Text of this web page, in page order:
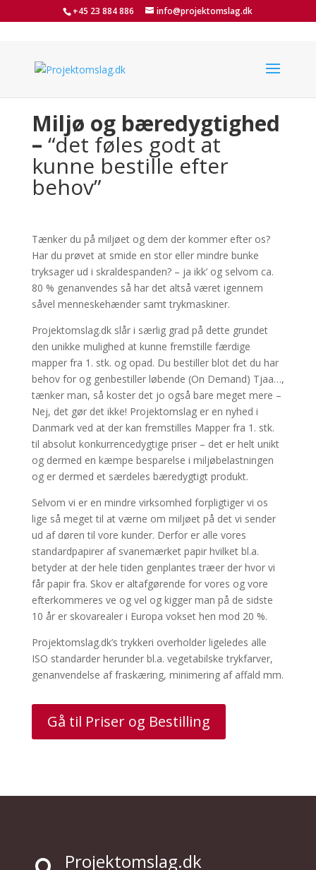
+45 23 884 886 info@projektomslag.dk
Miljø og bæredygtighed
– “det føles godt at
kunne bestille efter
behov”
Tænker du på miljøet og dem der kommer efter os?
Har du prøvet at smide en stor eller mindre bunke
tryksager ud i skraldespanden? – ja ikk’ og selvom ca.
80 % genanvendes så har det altså været igennem
såvel menneskehænder samt trykmaskiner.
Projektomslag.dk slår i særlig grad på dette grundet
den unikke mulighed at kunne fremstille færdige
mapper fra 1. stk. og opad. Du bestiller blot det du har
behov for og genbestiller løbende (On Demand) Tjaa…,
tænker man, så koster det jo også bare meget mere –
Nej, det gør det ikke! Projektomslag er en nyhed i
Danmark ved at der kan fremstilles Mapper fra 1. stk.
til absolut konkurrencedygtige priser – det er helt unikt
og dermed en kæmpe besparelse i miljøbelastningen
og er dermed et særdeles bæredygtigt produkt.
Selvom vi er en mindre virksomhed forpligtiger vi os
lige så meget til at værne om miljøet på det vi sender
ud af døren til vore kunder. Derfor er alle vores
standardpapirer af svanemærket papir hvilket bl.a.
betyder at der hele tiden genplantes træer der hvor vi
får papir fra. Skov er altafgørende for vores og vore
efterkommeres ve og vel og kigger man på de sidste
10 år er skovarealer i Europa vokset hen mod 20 %.
Projektomslag.dk’s trykkeri overholder ligeledes alle
ISO standarder herunder bl.a. vegetabilske trykfarver,
genanvendelse af fraskæring, minimering af affald mm.
Gå til Priser og Bestilling
Projektomslag.dk